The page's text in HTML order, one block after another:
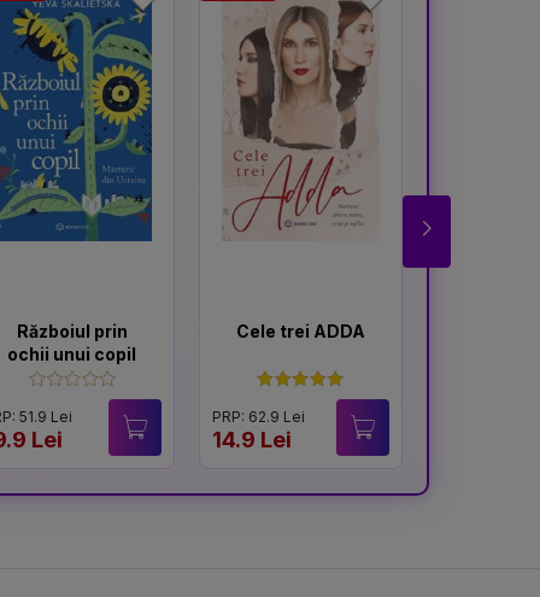
Războiul prin
ochii unui copil
51.9 Lei
Lei
Cele trei ADDA
PRP: 62.9 Lei
14.9 Lei